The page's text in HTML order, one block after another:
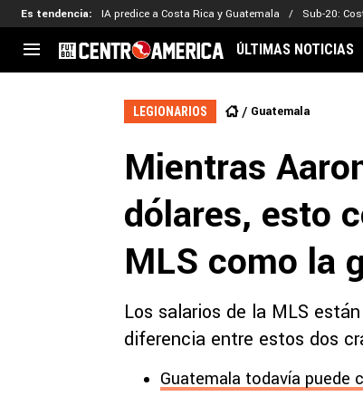
Es tendencia: IA predice a Costa Rica y Guatemala Sub-20:
CENTROAMÉRICA
El Salvador
CONCACAF
Liga de Naciones
Copa de Campeones
MLS
ÚLTIMAS NOTICIAS
LEGIONARIOS Guatemala
Mientras
dólares, esto
MLS como la
Los salarios de la MLS
diferencia entre estos dos
Guatemala todavía